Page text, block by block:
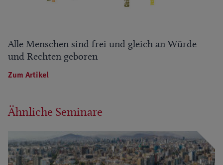
Alle Menschen sind frei und gleich an Würde
und Rechten geboren
Zum Artikel
Ähnliche Seminare